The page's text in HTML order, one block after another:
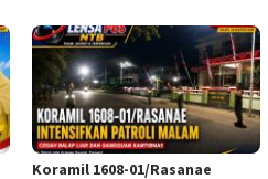
Koramil 1608-01/Rasanae